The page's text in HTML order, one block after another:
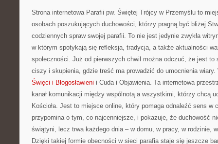
Strona internetowa Parafii pw. Świętej Trójcy w Przemyślu to
osobach poszukujących duchowości, którzy pragną być bliżej
codziennych spraw swojej parafii. To nie jest jedynie zwykła
w którym spotykają się refleksja, tradycja, a także aktualności
społeczności. Już od pierwszych chwil można odczuć, że jest to
ciszy i skupienia, gdzie treść ma prowadzić do umocnienia
Święci i Błogosławieni i Cuda i Objawienia. Ta internetowa
kanał komunikacji między wspólnotą a wszystkimi, którzy chcą
Kościoła. Jest to miejsce online, który pomaga odnaleźć sens w
przypomina o tym, co najcenniejsze, i pokazuje, że duchowość
świątyni, lecz trwa każdego dnia – w domu, w pracy, w rodzinie,
Dzięki takiej formie obecności w sieci parafia staje się jeszcze